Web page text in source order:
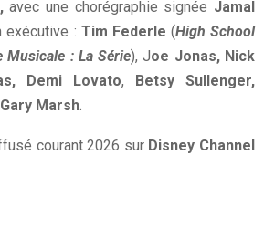
avec une chorégraphie signée Jamal
exécutive : Tim Federle (High School
Musicale : La Série), Joe Jonas, Nick
Demi Lovato, Betsy Sullenger,
Gary Marsh.
courant 2026 sur Disney Channel